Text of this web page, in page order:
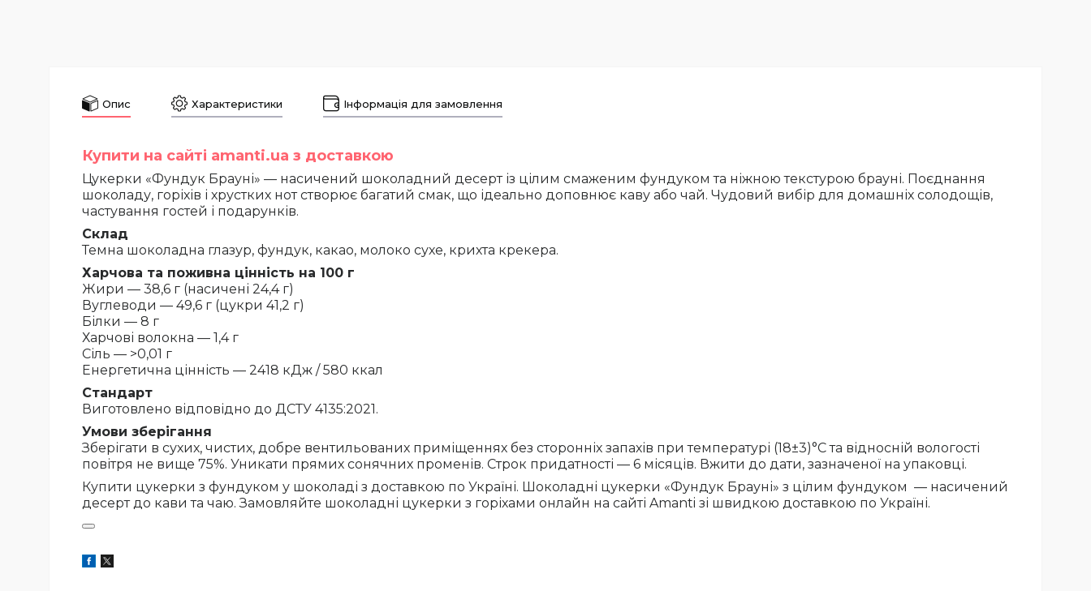
Опис Характеристики Інформація для замовлення
Купити на сайті amanti.ua з доставкою
Цукерки «Фундук Брауні» — насичений шоколадний десерт із цілим смаженим фундуком та ніжною текстурою брауні. Поєднання
шоколаду, горіхів і хрустких нот створює багатий смак, що ідеально доповнює каву або чай. Чудовий вибір для домашніх солодощів,
частування гостей і подарунків.
Склад
Темна шоколадна глазур, фундук, какао, молоко сухе, крихта крекера.
Харчова та поживна цінність на 100 г
Жири — 38,6 г (насичені 24,4 г)
Вуглеводи — 49,6 г (цукри 41,2 г)
Білки — 8 г
Харчові волокна — 1,4 г
Сіль — >0,01 г
Енергетична цінність — 2418 кДж / 580 ккал
Стандарт
Виготовлено відповідно до ДСТУ 4135:2021.
Умови зберігання
Зберігати в сухих, чистих, добре вентильованих приміщеннях без сторонніх запахів при температурі (18±3)°С та відносній вологості
повітря не вище 75%. Уникати прямих сонячних променів. Строк придатності — 6 місяців. Вжити до дати, зазначеної на упаковці.
Купити цукерки з фундуком у шоколаді з доставкою по Україні. Шоколадні цукерки «Фундук Брауні» з цілим фундуком — насичений
десерт до кави та чаю. Замовляйте шоколадні цукерки з горіхами онлайн на сайті Amanti зі швидкою доставкою по Україні.